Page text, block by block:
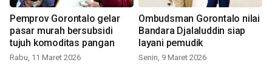
Pemprov Gorontalo gelar
pasar murah bersubsidi
tujuh komoditas pangan
Rabu, 11 Maret 2026
Ombudsman Gorontalo nilai
Bandara Djalaluddin siap
layani pemudik
Senin, 9 Maret 2026